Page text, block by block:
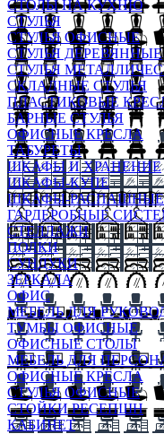
СТОЛЫ НА КУХНЮ
СТУЛЬЯ
СТУЛЬЯ ОФИСНЫЕ
СТУЛЬЯ ДЕРЕВЯННЫЕ
СТУЛЬЯ
СКЛАДНЫЕ СТУЛЬЯ
ПЛАСТИКОВЫЕ
БАРНЫЕ СТУЛЬЯ
ОФИСНЫЕ КРЕСЛА
ТАБУРЕТЫ
ШКАФЫ И ХРАНЕНИЕ
ШКАФЫ-КУПЕ
ШКАФЫ-РАСПАШНЫЕ
ГАРДЕРОБНЫЕ
СТЕЛЛАЖИ
ПОЛКИ
СУНДУКИ
ЗЕРКАЛА
ОФИС
МЕБЕЛЬ ДЛЯ
ТУМБЫ ОФИСНЫЕ
ОФИСНЫЕ СТОЛЫ
МЕБЕЛЬ ДЛЯ
ОФИСНЫЕ КРЕСЛА
СТУЛЬЯ ОФИСНЫЕ
СТОЙКИ РЕСЕПШН
КАБИНЕТ